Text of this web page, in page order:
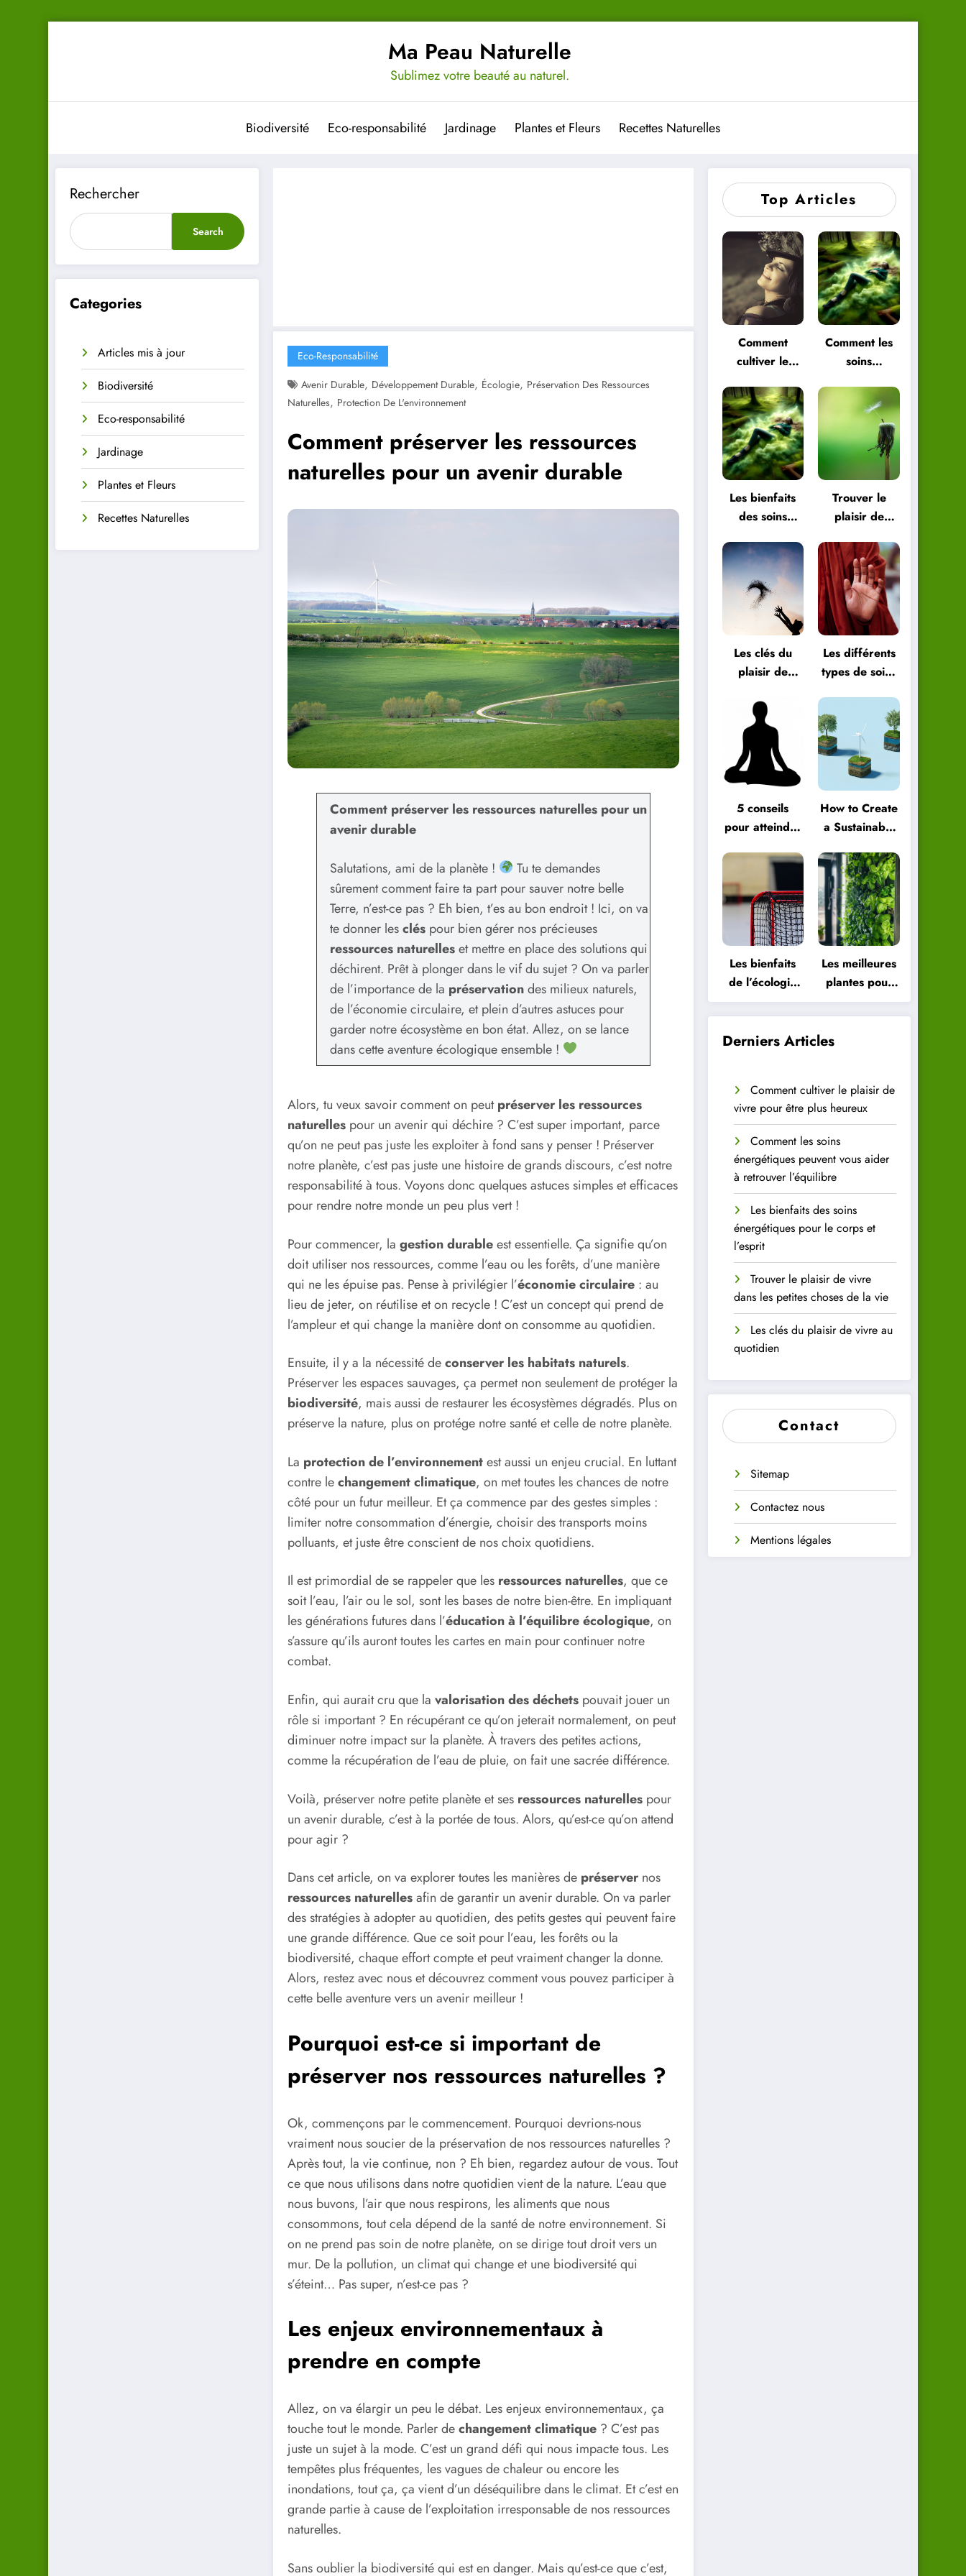
Ma Peau Naturelle
Sublimez votre beauté au naturel.
Biodiversité Eco-responsabilité Jardinage Plantes et Fleurs Recettes Naturelles
Rechercher
Search
Categories
Articles mis à jour
Biodiversité
Eco-responsabilité
Jardinage
Plantes et Fleurs
Recettes Naturelles
Eco-Responsabilité
Avenir Durable, Développement Durable, Écologie, Préservation Des Ressources
Naturelles, Protection De L'environnement
Comment préserver les ressources
naturelles pour un avenir durable
Comment préserver les ressources naturelles pour un
avenir durable
Salutations, ami de la planète !
Tu te demandes
sûrement comment faire ta part pour sauver notre belle
Terre, n’est-ce pas ? Eh bien, t’es au bon endroit ! Ici, on va
te donner lescléspour bien gérer nos précieuses
ressources naturelleset mettre en place des solutions qui
déchirent. Prêt à plonger dans le vif du sujet ? On va parler
de l’importance de la préservationdes milieux naturels,
de l’économie circulaire, et plein d’autres astuces pour
garder notre écosystème en bon état. Allez, on se lance
dans cette aventure écologique ensemble !
Alors, tu veux savoir comment on peutpréserver les ressources
naturellespour un avenir qui déchire ? C’est super important, parce
qu’on ne peut pas juste les exploiter à fond sans y penser ! Préserver
notre planète, c’est pas juste une histoire de grands discours, c’est notre
responsabilité à tous. Voyons donc quelques astuces simples et efficaces
pour rendre notre monde un peu plus vert !
Pour commencer, la gestion durableest essentielle. Ça signifie qu’on
doit utiliser nos ressources, comme l’eau ou les forêts, d’une manière
qui ne les épuise pas. Pense à privilégier l’économie circulaire: au
lieu de jeter, on réutilise et on recycle ! C’est un concept qui prend de
l’ampleur et qui change la manière dont on consomme au quotidien.
Ensuite, il y a la nécessité deconserver les habitats naturels.
Préserver les espaces sauvages, ça permet non seulement de protéger la
biodiversité, mais aussi de restaurer les écosystèmes dégradés. Plus on
préserve la nature, plus on protége notre santé et celle de notre planète.
La protection de l’environnementest aussi un enjeu crucial. En luttant
contre lechangement climatique, on met toutes les chances de notre
côté pour un futur meilleur. Et ça commence par des gestes simples :
limiter notre consommation d’énergie, choisir des transports moins
polluants, et juste être conscient de nos choix quotidiens.
Il est primordial de se rappeler que les ressources naturelles, que ce
soit l’eau, l’air ou le sol, sont les bases de notre bien-être. En impliquant
les générations futures dans l’éducation à l’équilibre écologique, on
s’assure qu’ils auront toutes les cartes en main pour continuer notre
combat.
Enfin, qui aurait cru que la valorisation des déchetspouvait jouer un
rôle si important ? En récupérant ce qu’on jeterait normalement, on peut
diminuer notre impact sur la planète. À travers des petites actions,
comme la récupération de l’eau de pluie, on fait une sacrée différence.
Voilà, préserver notre petite planète et ses ressources naturellespour
un avenir durable, c’est à la portée de tous. Alors, qu’est-ce qu’on attend
pour agir ?
Dans cet article, on va explorer toutes les manières de préservernos
ressources naturellesafin de garantir un avenir durable. On va parler
des stratégies à adopter au quotidien, des petits gestes qui peuvent faire
une grande différence. Que ce soit pour l’eau, les forêts ou la
biodiversité, chaque effort compte et peut vraiment changer la donne.
Alors, restez avec nous et découvrez comment vous pouvez participer à
cette belle aventure vers un avenir meilleur !
Pourquoi est-ce si important de
préserver nos ressources naturelles ?
Ok, commençons par le commencement. Pourquoi devrions-nous
vraiment nous soucier de la préservation de nos ressources naturelles ?
Après tout, la vie continue, non ? Eh bien, regardez autour de vous. Tout
ce que nous utilisons dans notre quotidien vient de la nature. L’eau que
nous buvons, l’air que nous respirons, les aliments que nous
consommons, tout cela dépend de la santé de notre environnement. Si
on ne prend pas soin de notre planète, on se dirige tout droit vers un
mur. De la pollution, un climat qui change et une biodiversité qui
s’éteint… Pas super, n’est-ce pas ?
Les enjeux environnementaux à
prendre en compte
Allez, on va élargir un peu le débat. Les enjeux environnementaux, ça
touche tout le monde. Parler dechangement climatique? C’est pas
juste un sujet à la mode. C’est un grand défi qui nous impacte tous. Les
tempêtes plus fréquentes, les vagues de chaleur ou encore les
inondations, tout ça, ça vient d’un déséquilibre dans le climat. Et c’est en
grande partie à cause de l’exploitation irresponsable de nos ressources
naturelles.
Sans oublier la biodiversité qui est en danger. Mais qu’est-ce que c’est,
Top Articles
Comment
cultiver le
vivre pour
être plus
heureux
Comment les
soins
peuvent vous
aider à
retrouver
l’équilibre
Les bienfaits
des soins
pour le corps
et l’esprit
Trouver le
plaisir de
petites choses
de la vie
Les clés du
plaisir de
quotidien
Les différents
types de soins
et comment
les choisir
5 conseils
pour atteindre
global
How to Create
a Sustainable
Lifestyle
Les bienfaits
de l’écologie
intérieure
pour votre
santé
Les meilleures
plantes pour
purifier l’air
de votre
Derniers Articles
Comment cultiver le plaisir de
vivre pour être plus heureux
Comment les soins
énergétiques peuvent vous aider
à retrouver l’équilibre
Les bienfaits des soins
énergétiques pour le corps et
l’esprit
Trouver le plaisir de vivre
dans les petites choses de la vie
Les clés du plaisir de vivre au
quotidien
Contact
Sitemap
Contactez nous
Mentions légales